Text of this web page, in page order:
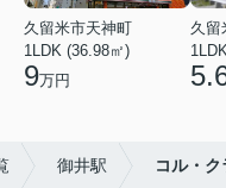
久留米市天神町
1LDK (36.98㎡)
9万円
久留
御井駅 コル・ク